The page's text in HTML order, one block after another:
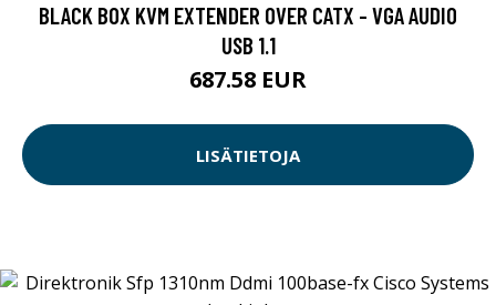
BLACK BOX KVM EXTENDER OVER CATX - VGA AUDIO
USB 1.1
687.58 EUR
LISÄTIETOJA